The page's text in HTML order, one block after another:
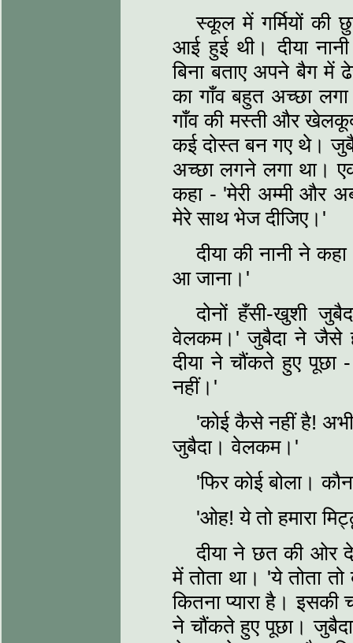
स्कूल में गर्मियों की
आई हुई थी। दीया
बिना बताए अपने बैग में
का गाँव बहुत अच्छा
गाँव की मस्ती और
कई दोस्त बन गए थे।
अच्छा लगने लगा था।
कहा - 'मेरी अम्मी और
मेरे साथ भेज दीजिए।'
दीया की नानी ने
आ जाना।'
दोनों हँसी-खुशी
वेलकम।' जुबैदा ने जैसे
दीया ने चौंकते हुए पूछा
नहीं।'
'कोई कैसे नहीं है!
जुबैदा। वेलकम।'
'फिर कोई बोला।
'ओह! ये तो हमारा
दीया ने छत की ओर
में तोता था। 'ये तोता
कितना प्यारा है। इसकी
ने चौंकते हुए पूछा।